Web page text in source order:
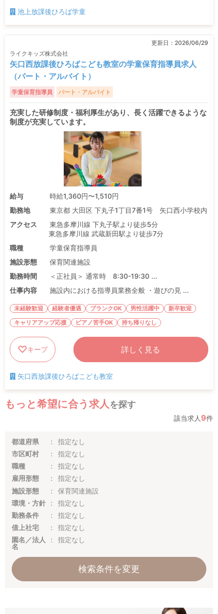
池上放課後ひろば学童
更新日： 2026/06/29
ライクキッズ株式会社
矢口西放課後ひろばこども教室の学童保育指導員求人
（パート・アルバイト）
学童保育指導員 パート・アルバイト
充実した研修制度・福利厚生があり、長く活躍できるような
制度が充実しています。
給与
時給1,360円〜1,510円
勤務地
東京都 大田区 下丸子1丁目7番1号 矢口西小学校内
アクセス
東急多摩川線 下丸子駅より徒歩5分
東急多摩川線 武蔵新田駅より徒歩7分
職種
学童保育指導員
施設形態
保育関連施設
勤務時間
＜正社員＞ 通常時 8:30-19:30 ...
仕事内容
施設内における指導員業務全般 ・遊びの見 ...
未経験歓迎 経験者優遇 ブランクOK 男性活躍中
新卒歓迎
キャリアアップ応援
ピアノ苦手OK 持ち帰りなし
キープ 詳しく見る
矢口西放課後ひろばこども教室
もっと希望に合う求人 を探す
該当求人 9件
都道府県
指定なし
市区町村
指定なし
職種
指定なし
雇用形態
指定なし
施設形態
保育関連施設
環境・方針
指定なし
勤務条件
指定なし
借上社宅
指定なし
園名／法人
名
指定なし
検索条件を変更